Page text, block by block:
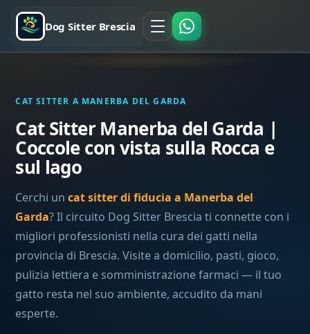
Dog Sitter Brescia
CAT SITTER A MANERBA DEL GARDA
Cat Sitter Manerba del Garda |
Coccole con vista sulla Rocca e
sul lago
Cerchi uncat sitter di fiducia a Manerba del
Garda? Il circuito Dog Sitter Brescia ti connette con i
migliori professionisti nella cura dei gatti nella
provincia di Brescia. Visite a domicilio, pasti, gioco,
pulizia lettiera e somministrazione farmaci — il tuo
gatto resta nel suo ambiente, accudito da mani
esperte.